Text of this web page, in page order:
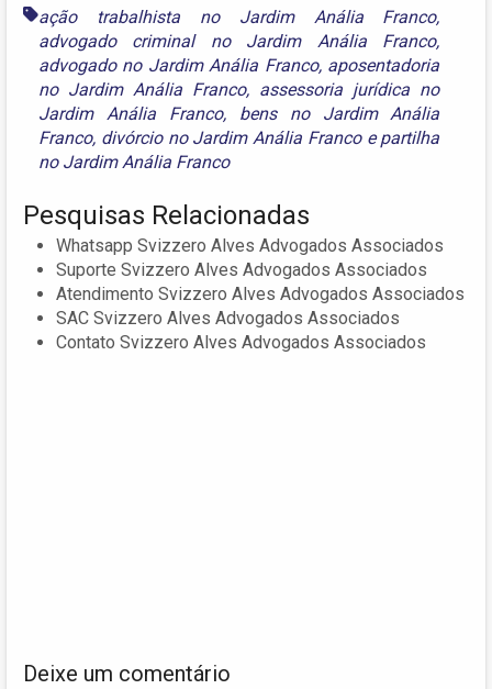
ação trabalhista no Jardim Anália Franco,
advogado criminal no Jardim Anália Franco,
advogado no Jardim Anália Franco, aposentadoria
no Jardim Anália Franco, assessoria jurídica no
Jardim Anália Franco, bens no Jardim Anália
Franco, divórcio no Jardim Anália Francoepartilha
no Jardim Anália Franco
Pesquisas Relacionadas
Whatsapp Svizzero Alves Advogados Associados
Suporte Svizzero Alves Advogados Associados
Atendimento Svizzero Alves Advogados Associados
SAC Svizzero Alves Advogados Associados
Contato Svizzero Alves Advogados Associados
Deixe um comentário